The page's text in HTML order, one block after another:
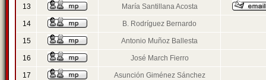
13 María Santillana Acosta
14 B. Rodríguez Bernardo
15 Antonio Muñoz Ballesta
16 José March Fierro
17 Asunción Giménez Sánchez